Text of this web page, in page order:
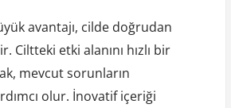
avantajı, cilde doğrudan
Ciltteki etki alanını hızlı bir
mevcut sorunların
olur. İnovatif içeriği